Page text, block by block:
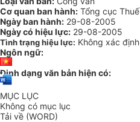
Cơ quan ban hành: Tổng cục Thuế
Ngày ban hành: 29-08-2005
Ngày có hiệu lực: 29-08-2005
Tình trạng hiệu lực: Không xác định
Ngôn ngữ:
Định dạng văn bản hiện có:
MỤC LỤC
Không có mục lục
Tải về (WORD)